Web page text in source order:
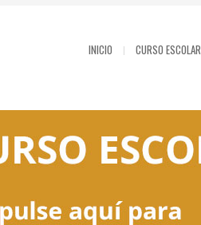
INICIO CURSO ESCOLAR